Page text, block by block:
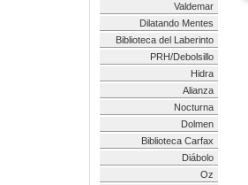
Valdemar
Dilatando Mentes
Biblioteca del Laberinto
PRH/Debolsillo
Hidra
Alianza
Nocturna
Dolmen
Biblioteca Carfax
Diábolo
Oz